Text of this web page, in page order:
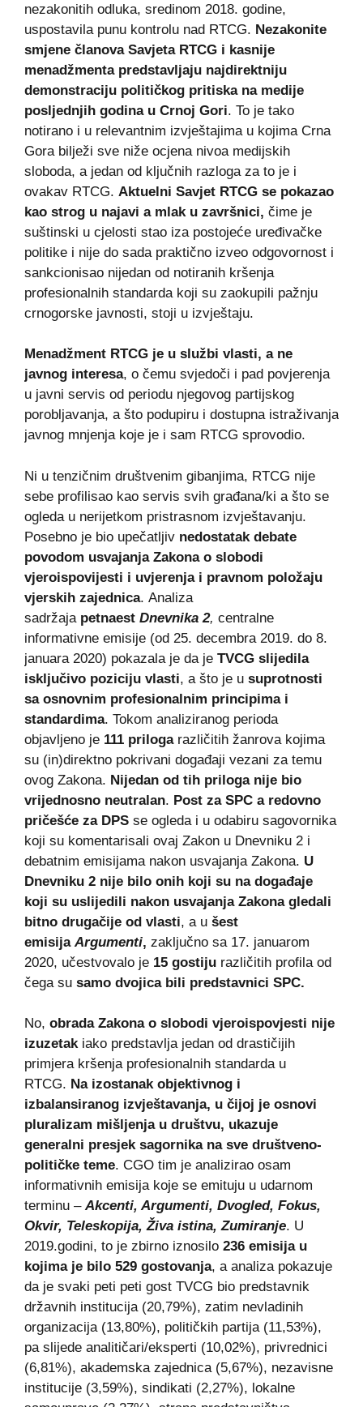
nezakonitih odluka, sredinom 2018. godine,
uspostavila punu kontrolu nad RTCG. Nezakonite
smjene članova Savjeta RTCG i kasnije
menadžmenta predstavljaju najdirektniju
demonstraciju političkog pritiska na medije
posljednjih godina u Crnoj Gori. To je tako
notirano i u relevantnim izvještajima u kojima Crna
Gora bilježi sve niže ocjena nivoa medijskih
sloboda, a jedan od ključnih razloga za to je i
ovakav RTCG. Aktuelni Savjet RTCG se pokazao
kao strog u najavi a mlak u završnici, čime je
suštinski u cjelosti stao iza postojeće uređivačke
politike i nije do sada praktično izveo odgovornost i
sankcionisao nijedan od notiranih kršenja
profesionalnih standarda koji su zaokupili pažnju
crnogorske javnosti, stoji u izvještaju.
Menadžment RTCG je u službi vlasti, a ne
javnog interesa, o čemu svjedoči i pad povjerenja
u javni servis od periodu njegovog partijskog
porobljavanja, a što podupiru i dostupna istraživanja
javnog mnjenja koje je i sam RTCG sprovodio.
Ni u tenzičnim društvenim gibanjima, RTCG nije
sebe profilisao kao servis svih građana/ki a što se
ogleda u nerijetkom pristrasnom izvještavanju.
Posebno je bio upečatljiv nedostatak debate
povodom usvajanja Zakona o slobodi
vjeroispovijesti i uvjerenja i pravnom položaju
vjerskih zajednica. Analiza
sadržaja petnaest Dnevnika 2, centralne
informativne emisije (od 25. decembra 2019. do 8.
januara 2020) pokazala je da je TVCG slijedila
isključivo poziciju vlasti, a što je u suprotnosti
sa osnovnim profesionalnim principima i
standardima. Tokom analiziranog perioda
objavljeno je 111 prilogarazličitih žanrova kojima
su (in)direktno pokrivani događaji vezani za temu
ovog Zakona. Nijedan od tih priloga nije bio
vrijednosno neutralan. Post za SPC a redovno
pričešće za DPS se ogleda i u odabiru sagovornika
koji su komentarisali ovaj Zakon u Dnevniku 2 i
debatnim emisijama nakon usvajanja Zakona. U
Dnevniku 2 nije bilo onih koji su na događaje
koji su uslijedili nakon usvajanja Zakona gledali
bitno drugačije od vlasti, a u šest
emisija Argumenti, zaključno sa 17. januarom
2020, učestvovalo je 15 gostiju različitih profila od
čega su samo dvojica bili predstavnici SPC.
No, obrada Zakona o slobodi vjeroispovjesti nije
izuzetakiako predstavlja jedan od drastičijih
primjera kršenja profesionalnih standarda u
RTCG. Na izostanak objektivnog i
izbalansiranog izvještavanja, u čijoj je osnovi
pluralizam mišljenja u društvu, ukazuje
generalni presjek sagornika na sve društveno-
političke teme. CGO tim je analizirao osam
informativnih emisija koje se emituju u udarnom
terminu –Akcenti, Argumenti, Dvogled, Fokus,
Okvir, Teleskopija, Živa istina, Zumiranje. U
2019.godini, to je zbirno iznosilo 236 emisija u
kojima je bilo 529 gostovanja, a analiza pokazuje
da je svaki peti peti gost TVCG bio predstavnik
državnih institucija (20,79%), zatim nevladinih
organizacija (13,80%), političkih partija (11,53%),
pa slijede analitičari/eksperti (10,02%), privrednici
(6,81%), akademska zajednica (5,67%), nezavisne
institucije (3,59%), sindikati (2,27%), lokalne